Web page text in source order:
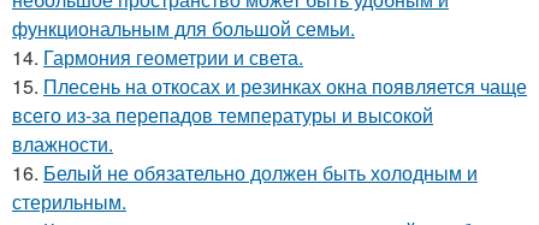
функциональным для большой семьи.
14. Гармония геометрии и света.
15. Плесень на откосах и резинках окна появляется чаще
всего из-за перепадов температуры и высокой
влажности.
16. Белый не обязательно должен быть холодным и
стерильным.